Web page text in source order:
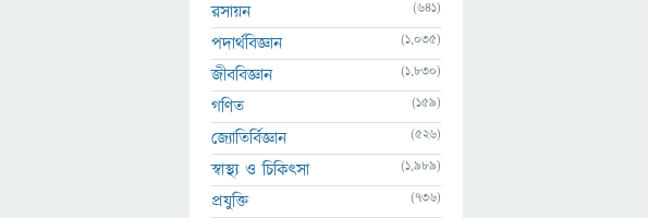
রসায়ন
(641)
পদার্থবিজ্ঞান (1,035)
জীববিজ্ঞান (1,830)
গণিত (159)
জ্যোতির্বিজ্ঞান (526)
স্বাস্থ্য ও চিকিৎসা (1,989)
প্রযুক্তি (736)